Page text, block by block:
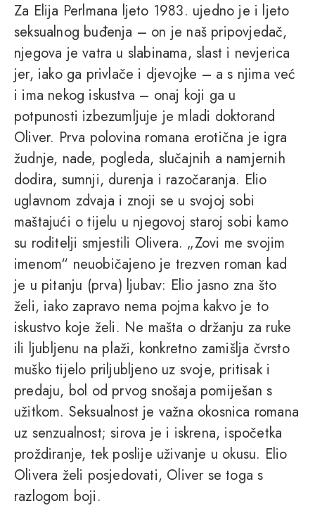
Za Elija Perlmana ljeto 1983. ujedno je i ljeto
seksualnog buđenja – on je naš pripovjedač,
njegova je vatra u slabinama, slast i nevjerica
jer, iako ga privlače i djevojke – a s njima već
i ima nekog iskustva – onaj koji ga u
potpunosti izbezumljuje je mladi doktorand
Oliver. Prva polovina romana erotična je igra
žudnje, nade, pogleda, slučajnih a namjernih
dodira, sumnji, durenja i razočaranja. Elio
uglavnom zdvaja i znoji se u svojoj sobi
maštajući o tijelu u njegovoj staroj sobi kamo
su roditelji smjestili Olivera. „Zovi me svojim
imenom“ neuobičajeno je trezven roman kad
je u pitanju (prva) ljubav: Elio jasno zna što
želi, iako zapravo nema pojma kakvo je to
iskustvo koje želi. Ne mašta o držanju za ruke
ili ljubljenu na plaži, konkretno zamišlja čvrsto
muško tijelo priljubljeno uz svoje, pritisak i
predaju, bol od prvog snošaja pomiješan s
užitkom. Seksualnost je važna okosnica romana
uz senzualnost; sirova je i iskrena, ispočetka
proždiranje, tek poslije uživanje u okusu. Elio
Olivera želi posjedovati, Oliver se toga s
razlogom boji.